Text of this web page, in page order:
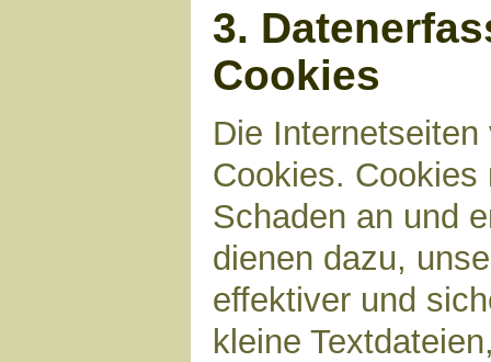
3.
Cookies
Die
Cookies.
Schaden an und
dienen dazu,
effektiver und
kleine